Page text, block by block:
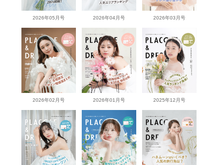
2026年05月号 2026年04月号 2026年03月号
2026年02月号 2026年01月号 2025年12月号